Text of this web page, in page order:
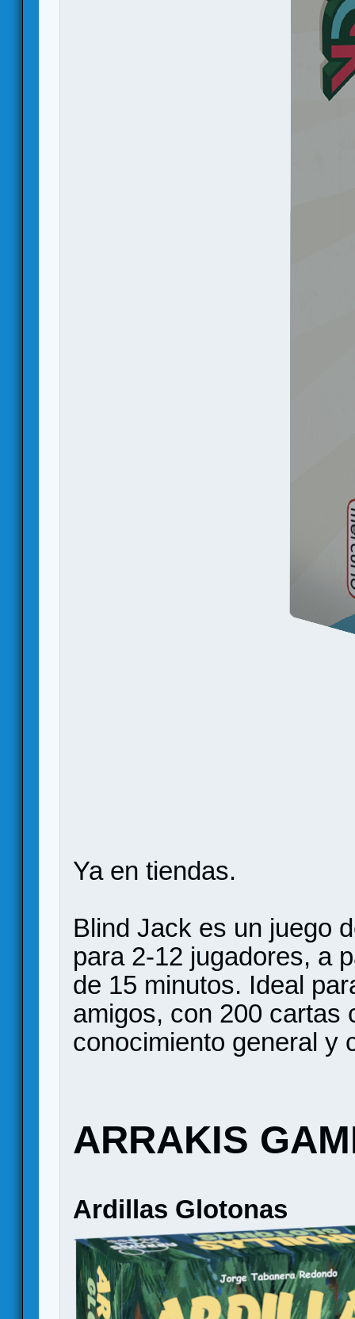
Ya en tiendas.
Blind Jack es un juego
para 2-12 jugadores, a
de 15 minutos. Ideal
amigos, con 200 cartas
conocimiento general y
ARRAKIS
Ardillas Glotonas